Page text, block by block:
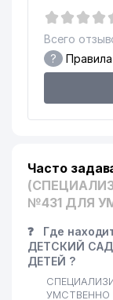
Всего
?
Часто
№431 ДЛЯ
❓
Где
ДЕТСКИЙ
ДЕТЕЙ ?
УМСТВЕННО